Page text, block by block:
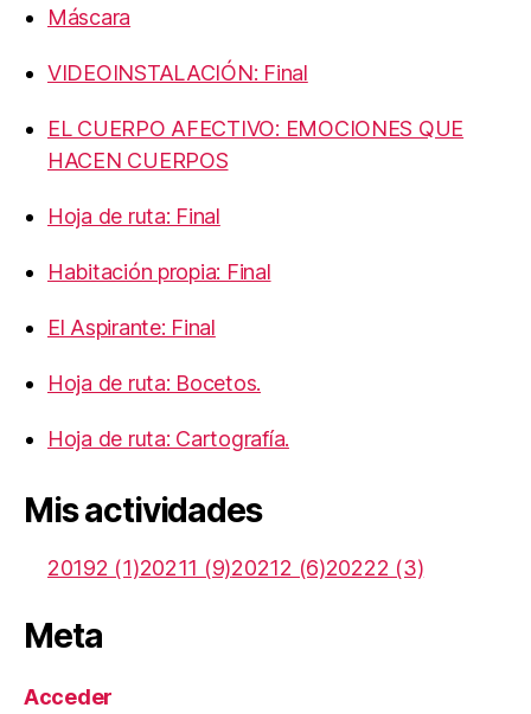
Máscara
VIDEOINSTALACIÓN: Final
EL CUERPO AFECTIVO: EMOCIONES QUE
HACEN CUERPOS
Hoja de ruta: Final
Habitación propia: Final
El Aspirante: Final
Hoja de ruta: Bocetos.
Hoja de ruta: Cartografía.
Mis actividades
20192 (1)20211 (9)20212 (6)20222 (3)
Meta
Acceder